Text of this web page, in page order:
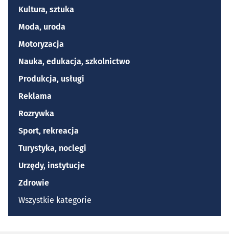
Kultura, sztuka
Moda, uroda
Motoryzacja
Nauka, edukacja, szkolnictwo
Produkcja, usługi
Reklama
Rozrywka
Sport, rekreacja
Turystyka, noclegi
Urzędy, instytucje
Zdrowie
Wszystkie kategorie